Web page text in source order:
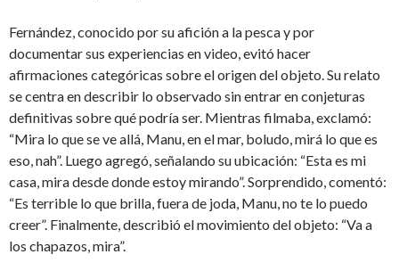
Fernández, conocido por su afición a la pesca y por
documentar sus experiencias en video, evitó hacer
afirmaciones categóricas sobre el origen del objeto. Su relato
se centra en describir lo observado sin entrar en conjeturas
definitivas sobre qué podría ser. Mientras filmaba, exclamó:
“Mira lo que se ve allá, Manu, en el mar, boludo, mirá lo que es
eso, nah”. Luego agregó, señalando su ubicación: “Esta es mi
casa, mira desde donde estoy mirando”. Sorprendido, comentó:
“Es terrible lo que brilla, fuera de joda, Manu, no te lo puedo
creer”. Finalmente, describió el movimiento del objeto: “Va a
los chapazos, mira”.